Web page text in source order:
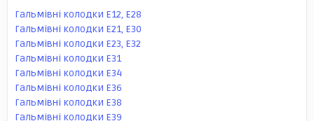
Гальмівні колодки E12, E28
Гальмівні колодки E21, E30
Гальмівні колодки E23, E32
Гальмівні колодки E31
Гальмівні колодки E34
Гальмівні колодки E36
Гальмівні колодки E38
Гальмівні колодки E39